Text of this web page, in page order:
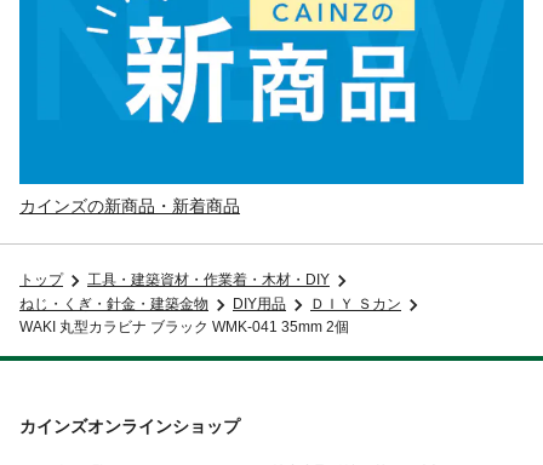
カインズの新商品・新着商品
トップ
工具・建築資材・作業着・木材・DIY
ねじ・くぎ・針金・建築金物
DIY用品
ＤＩＹ Ｓカン
WAKI 丸型カラビナ ブラック WMK-041 35mm 2個
カインズオンラインショップ